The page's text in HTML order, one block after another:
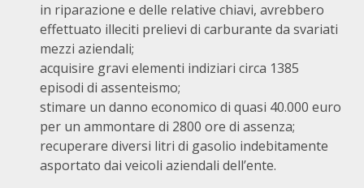
in riparazione e delle relative chiavi, avrebbero
effettuato illeciti prelievi di carburante da svariati
mezzi aziendali;
acquisire gravi elementi indiziari circa 1385
episodi di assenteismo;
stimare un danno economico di quasi 40.000 euro
per un ammontare di 2800 ore di assenza;
recuperare diversi litri di gasolio indebitamente
asportato dai veicoli aziendali dell’ente.